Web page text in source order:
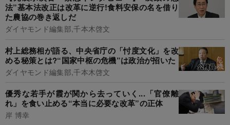
法”基本法改正は改革に逆行!食料安保の名を借り
た農協の巻き返しだ
ダイヤモンド編集部,千本木啓文
村上総務相が語る、中央省庁の「忖度文化」を改
める秘策とは?“国家中枢の危機”は政治が招いた
ダイヤモンド編集部,千本木啓文
優秀な若手が霞が関から去っていく...「官僚離
れ」を食い止める“本当に必要な改革”の正体
岸 博幸